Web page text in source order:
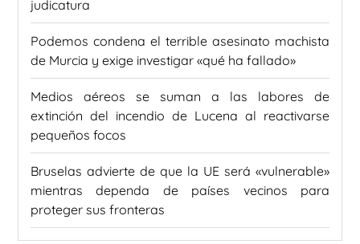
judicatura
Podemos condena el terrible asesinato machista
de Murcia y exige investigar «qué ha fallado»
Medios aéreos se suman a las labores de
extinción del incendio de Lucena al reactivarse
pequeños focos
Bruselas advierte de que la UE será «vulnerable»
mientras dependa de países vecinos para
proteger sus fronteras